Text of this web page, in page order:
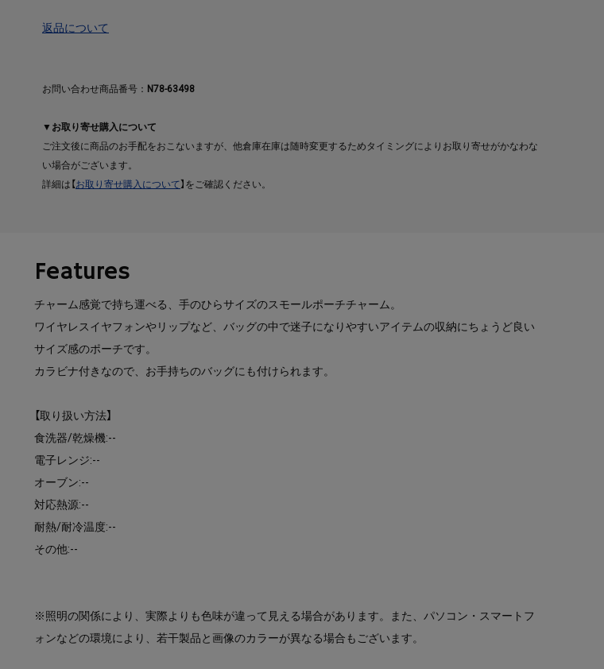
返品について
お問い合わせ商品番号： N78-63498
▼お取り寄せ購入について
ご注文後に商品のお手配をおこないますが、他倉庫在庫は随時変更するためタイミングによりお取り寄せがかなわな
い場合がございます。
詳細は【お取り寄せ購入について】をご確認ください。
Features
チャーム感覚で持ち運べる、手のひらサイズのスモールポーチチャーム。
ワイヤレスイヤフォンやリップなど、バッグの中で迷子になりやすいアイテムの収納にちょうど良い
サイズ感のポーチです。
カラビナ付きなので、お手持ちのバッグにも付けられます。
【取り扱い方法】
食洗器/乾燥機:--
電子レンジ:--
オーブン:--
対応熱源:--
耐熱/耐冷温度:--
その他:--
※照明の関係により、実際よりも色味が違って見える場合があります。また、パソコン・スマートフ
ォンなどの環境により、若干製品と画像のカラーが異なる場合もございます。